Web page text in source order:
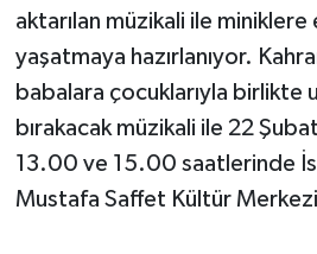
aktarılan müzikali ile
yaşatmaya hazırlanıyor.
babalara çocuklarıyla birlikte
bırakacak müzikali ile 22
13.00 ve 15.00 saatlerinde
Mustafa Saffet Kültür